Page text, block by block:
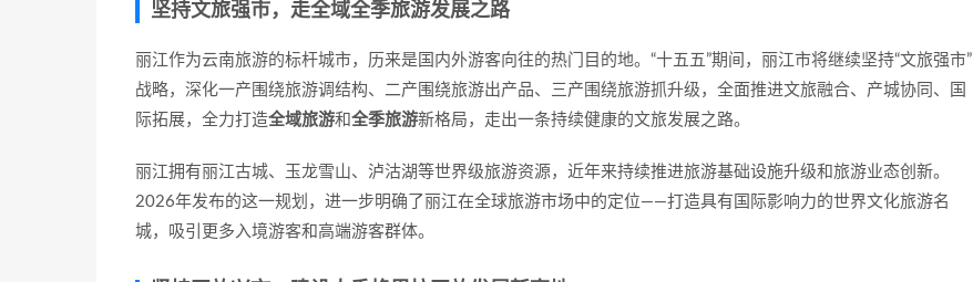
坚持文旅强市，走全域全季旅游发展之路
丽江作为云南旅游的标杆城市，历来是国内外游客向往的热门目的地。“十五五”期间，丽江市将继续坚持“文旅强市”
战略，深化一产围绕旅游调结构、二产围绕旅游出产品、三产围绕旅游抓升级，全面推进文旅融合、产城协同、国
际拓展，全力打造全域旅游和全季旅游新格局，走出一条持续健康的文旅发展之路。
丽江拥有丽江古城、玉龙雪山、泸沽湖等世界级旅游资源，近年来持续推进旅游基础设施升级和旅游业态创新。
2026年发布的这一规划，进一步明确了丽江在全球旅游市场中的定位——打造具有国际影响力的世界文化旅游名
城，吸引更多入境游客和高端游客群体。